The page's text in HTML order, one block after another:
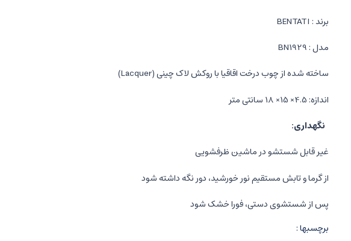
برند : BENTATI
مدل : BN1929
ساخته شده از چوب درخت اقاقیا با روکش لاک چینی (Lacquer)
اندازه: 4.5× 15× 18 سانتی متر
نگهداری:
غیر قابل شستشو در ماشین ظرفشویی
از گرما و تابش مستقیم نور خورشید، دور نگه داشته شود
پس از شستشوی دستی، فورا خشک شود
برچسبها :